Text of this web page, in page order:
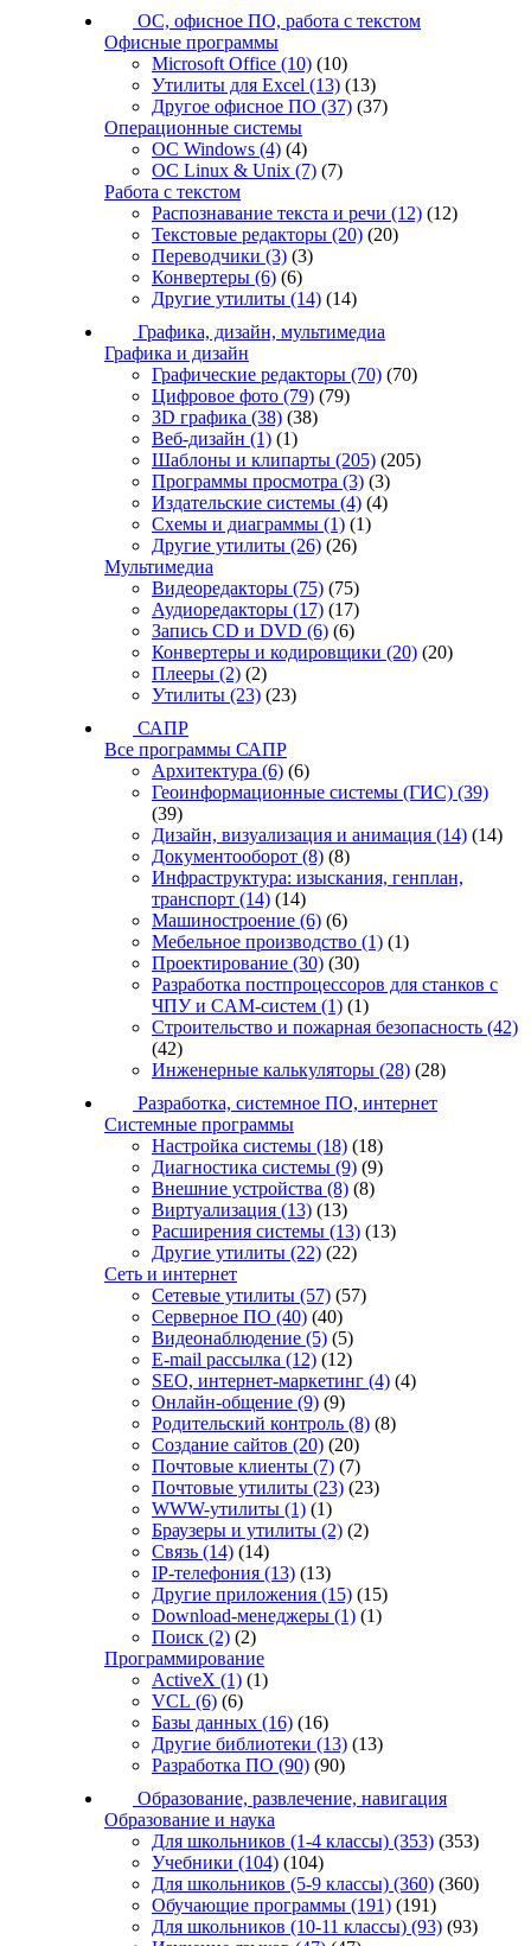
ОС, офисное ПО, работа с текстом
Офисные программы
Microsoft Office (10) (10)
Утилиты для Excel (13) (13)
Другое офисное ПО (37) (37)
Операционные системы
ОС Windows (4) (4)
ОС Linux & Unix (7) (7)
Работа с текстом
Распознавание текста и речи (12) (12)
Текстовые редакторы (20) (20)
Переводчики (3) (3)
Конвертеры (6) (6)
Другие утилиты (14) (14)
Графика, дизайн, мультимедиа
Графика и дизайн
Графические редакторы (70) (70)
Цифровое фото (79) (79)
3D графика (38) (38)
Веб-дизайн (1) (1)
Шаблоны и клипарты (205) (205)
Программы просмотра (3) (3)
Издательские системы (4) (4)
Схемы и диаграммы (1) (1)
Другие утилиты (26) (26)
Мультимедиа
Видеоредакторы (75) (75)
Аудиоредакторы (17) (17)
Запись CD и DVD (6) (6)
Конвертеры и кодировщики (20) (20)
Плееры (2) (2)
Утилиты (23) (23)
САПР
Все программы САПР
Архитектура (6) (6)
Геоинформационные системы (ГИС) (39)
(39)
Дизайн, визуализация и анимация (14) (14)
Документооборот (8) (8)
Инфраструктура: изыскания, генплан,
транспорт (14) (14)
Машиностроение (6) (6)
Мебельное производство (1) (1)
Проектирование (30) (30)
Разработка постпроцессоров для станков с
ЧПУ и CAM-систем (1) (1)
Строительство и пожарная безопасность (42)
(42)
Инженерные калькуляторы (28) (28)
Разработка, системное ПО, интернет
Системные программы
Настройка системы (18) (18)
Диагностика системы (9) (9)
Внешние устройства (8) (8)
Виртуализация (13) (13)
Расширения системы (13) (13)
Другие утилиты (22) (22)
Сеть и интернет
Сетевые утилиты (57) (57)
Серверное ПО (40) (40)
Видеонаблюдение (5) (5)
E-mail рассылка (12) (12)
SEO, интернет-маркетинг (4) (4)
Онлайн-общение (9) (9)
Родительский контроль (8) (8)
Создание сайтов (20) (20)
Почтовые клиенты (7) (7)
Почтовые утилиты (23) (23)
WWW-утилиты (1) (1)
Браузеры и утилиты (2) (2)
Связь (14) (14)
IP-телефония (13) (13)
Другие приложения (15) (15)
Download-менеджеры (1) (1)
Поиск (2) (2)
Программирование
ActiveX (1) (1)
VCL (6) (6)
Базы данных (16) (16)
Другие библиотеки (13) (13)
Разработка ПО (90) (90)
Образование, развлечение, навигация
Образование и наука
Для школьников (1-4 классы) (353) (353)
Учебники (104) (104)
Для школьников (5-9 классы) (360) (360)
Обучающие программы (191) (191)
Для школьников (10-11 классы) (93) (93)